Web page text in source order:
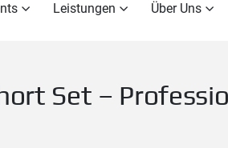
Leistungen Über Uns
Set –